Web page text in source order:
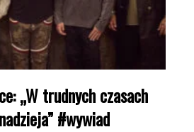
„W trudnych czasach
#wywiad